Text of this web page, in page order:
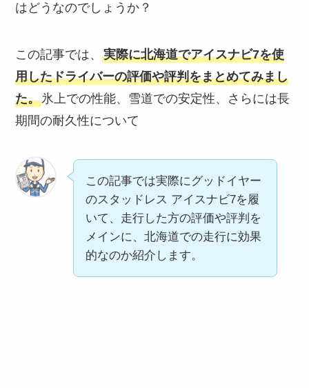
はどうなのでしょうか？
この記事では、実際に北海道でアイスナビ7を使
用したドライバーの評価や評判をまとめてみまし
た。氷上での性能、雪道での安定性、さらには長
期間の耐久性について
この記事では実際にグッドイヤー
のスタッドレス アイスナビ7を履
いて、走行した方の評価や評判を
メインに、北海道での走行に効果
的なのか紹介します。